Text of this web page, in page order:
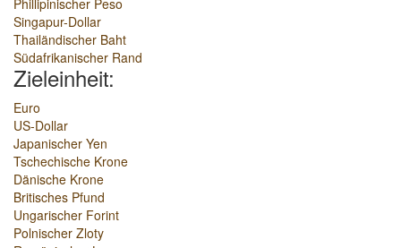
Phillipinischer Peso
Singapur-Dollar
Thailändischer Baht
Südafrikanischer Rand
Zieleinheit:
Euro
US-Dollar
Japanischer Yen
Tschechische Krone
Dänische Krone
Britisches Pfund
Ungarischer Forint
Polnischer Zloty